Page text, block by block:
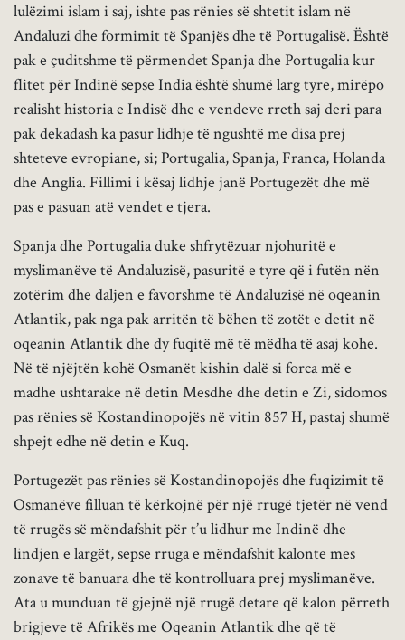
lulëzimi islam i saj, ishte pas rënies së shtetit islam në
Andaluzi dhe formimit të Spanjës dhe të Portugalisë. Është
pak e çuditshme të përmendet Spanja dhe Portugalia kur
flitet për Indinë sepse India është shumë larg tyre, mirëpo
realisht historia e Indisë dhe e vendeve rreth saj deri para
pak dekadash ka pasur lidhje të ngushtë me disa prej
shteteve evropiane, si; Portugalia, Spanja, Franca, Holanda
dhe Anglia. Fillimi i kësaj lidhje janë Portugezët dhe më
pas e pasuan atë vendet e tjera.
Spanja dhe Portugalia duke shfrytëzuar njohuritë e
myslimanëve të Andaluzisë, pasuritë e tyre që i futën nën
zotërim dhe daljen e favorshme të Andaluzisë në oqeanin
Atlantik, pak nga pak arritën të bëhen të zotët e detit në
oqeanin Atlantik dhe dy fuqitë më të mëdha të asaj kohe.
Në të njëjtën kohë Osmanët kishin dalë si forca më e
madhe ushtarake në detin Mesdhe dhe detin e Zi, sidomos
pas rënies së Kostandinopojës në vitin 857 H, pastaj shumë
shpejt edhe në detin e Kuq.
Portugezët pas rënies së Kostandinopojës dhe fuqizimit të
Osmanëve filluan të kërkojnë për një rrugë tjetër në vend
të rrugës së mëndafshit për t’u lidhur me Indinë dhe
lindjen e largët, sepse rruga e mëndafshit kalonte mes
zonave të banuara dhe të kontrolluara prej myslimanëve.
Ata u munduan të gjejnë një rrugë detare që kalon përreth
brigjeve të Afrikës me Oqeanin Atlantik dhe që të